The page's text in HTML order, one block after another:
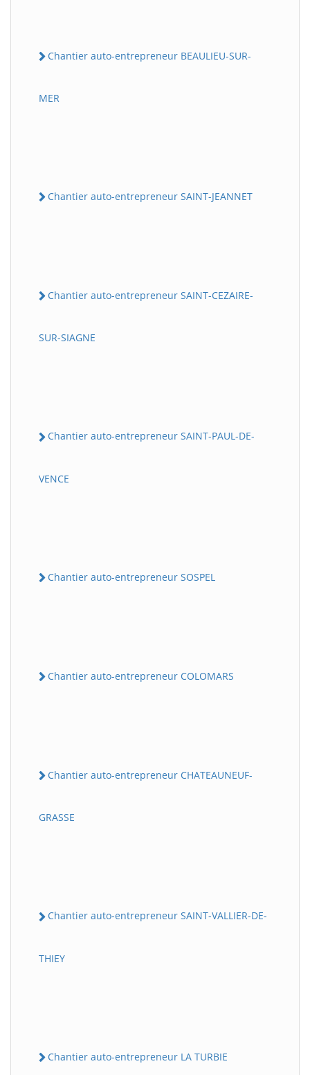
Chantier auto-entrepreneur BEAULIEU-SUR-
MER
Chantier auto-entrepreneur SAINT-JEANNET
Chantier auto-entrepreneur SAINT-CEZAIRE-
SUR-SIAGNE
Chantier auto-entrepreneur SAINT-PAUL-DE-
VENCE
Chantier auto-entrepreneur SOSPEL
Chantier auto-entrepreneur COLOMARS
Chantier auto-entrepreneur CHATEAUNEUF-
GRASSE
Chantier auto-entrepreneur SAINT-VALLIER-DE-
THIEY
Chantier auto-entrepreneur LA TURBIE